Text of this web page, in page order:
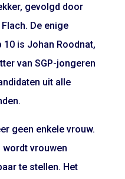
gevolgd door
De enige
10 is Johan Roodnat,
van SGP-jongeren
uit alle
geen enkele vrouw.
vrouwen
te stellen. Het